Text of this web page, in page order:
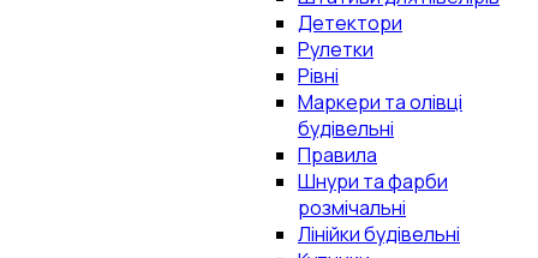
Детектори
Рулетки
Рівні
Маркери та олівці
будівельні
Правила
Шнури та фарби
розмічальні
Лінійки будівельні